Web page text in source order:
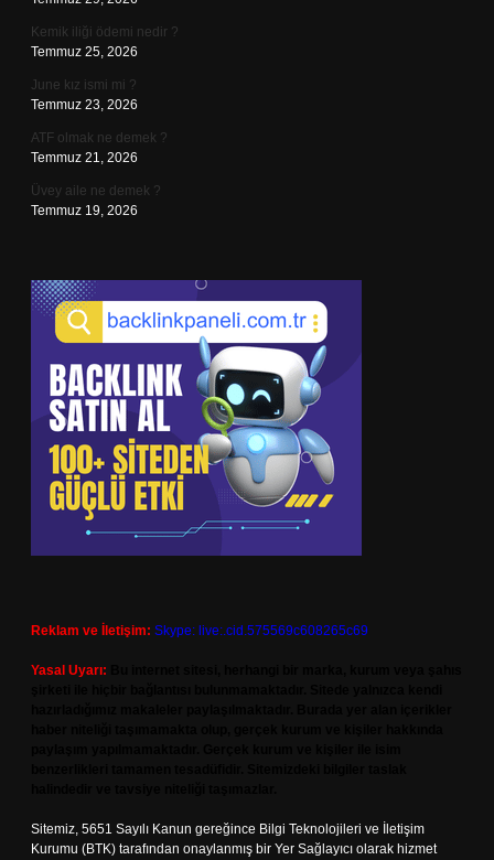
Kemik iliği ödemi nedir ?
Temmuz 25, 2026
June kız ismi mi ?
Temmuz 23, 2026
ATF olmak ne demek ?
Temmuz 21, 2026
Üvey aile ne demek ?
Temmuz 19, 2026
Reklam ve İletişim: Skype: live:.cid.575569c608265c69
Yasal Uyarı:
Sitemiz, 5651 Sayılı Kanun gereğince Bilgi Teknolojileri ve İletişim
Kurumu (BTK) tarafından onaylanmış bir Yer Sağlayıcı olarak hizmet